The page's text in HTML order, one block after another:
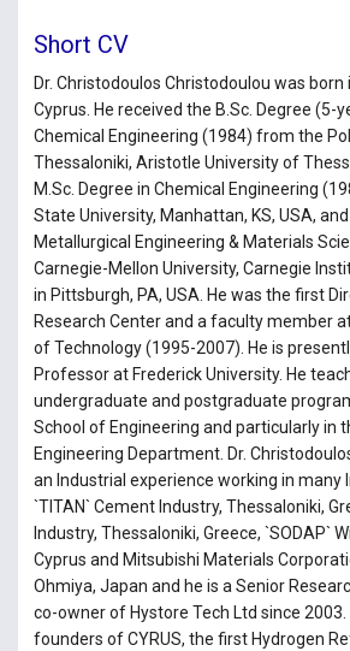
Short CV
Dr. Christodoulos Christodoulou was
Cyprus. He received the B.Sc. Degree (5-
Chemical Engineering (1984) from the
Thessaloniki, Aristotle University of
M.Sc. Degree in Chemical Engineering
State University, Manhattan, KS, USA,
Metallurgical Engineering & Materials
Carnegie-Mellon University, Carnegie
in Pittsburgh, PA, USA. He was the first
Research Center and a faculty member
of Technology (1995-2007). He is
Professor at Frederick University. He
undergraduate and postgraduate
School of Engineering and particularly in
Engineering Department. Dr.
an Industrial experience working in many
`TITAN` Cement Industry, Thessaloniki,
Industry, Thessaloniki, Greece, `SODAP`
Cyprus and Mitsubishi Materials
Ohmiya, Japan and he is a Senior
co-owner of Hystore Tech Ltd since
founders of CYRUS, the first Hydrogen